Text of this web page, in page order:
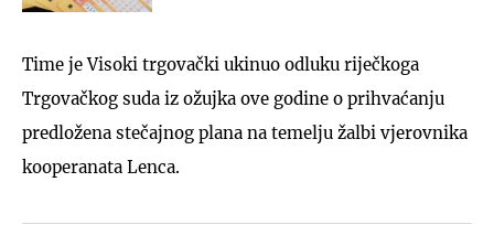
Time je Visoki trgovački ukinuo odluku riječkoga
Trgovačkog suda iz ožujka ove godine o prihvaćanju
predložena stečajnog plana na temelju žalbi vjerovnika
kooperanata Lenca.